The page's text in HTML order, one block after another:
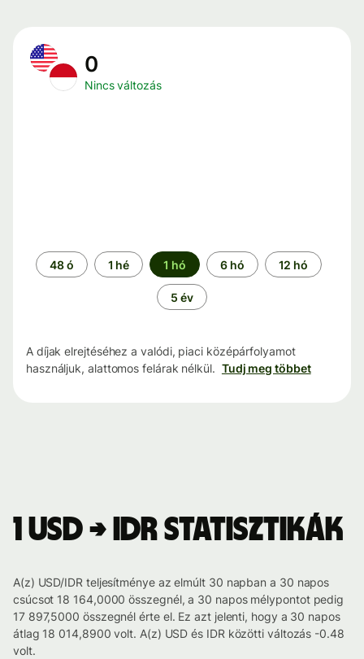
0
Nincs változás
Időszak
48 ó 1 hé 1 hó 6 hó 12 hó
5 év
A díjak elrejtéséhez a valódi, piaci középárfolyamot
használjuk, alattomos felárak nélkül. Tudj meg többet
1 USD → IDR statisztikák
A(z) USD/IDR teljesítménye az elmúlt 30 napban a 30 napos
csúcsot 18 164,0000 összegnél, a 30 napos mélypontot pedig
17 897,5000 összegnél érte el. Ez azt jelenti, hogy a 30 napos
átlag 18 014,8900 volt. A(z) USD és IDR közötti változás -0.48
volt.